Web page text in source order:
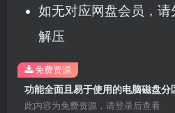
如无对应网盘会员，
解压
此内容为免费资源，请登录后查看
免费资源